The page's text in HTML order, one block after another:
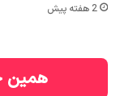
2 هفته پیش
همین